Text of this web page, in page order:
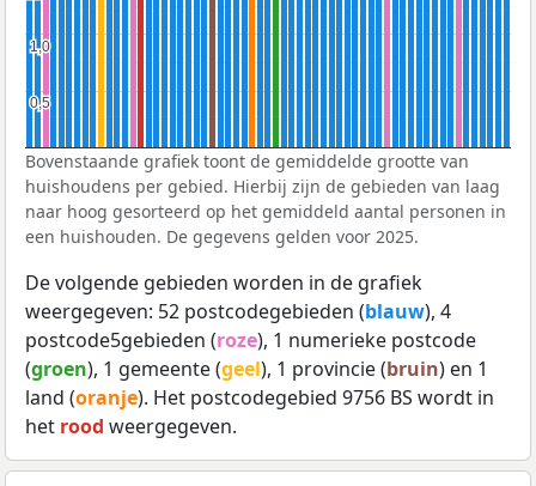
0,5
0,5
1,0
1,0
Bovenstaande grafiek toont de gemiddelde grootte van
huishoudens per gebied. Hierbij zijn de gebieden van laag
naar hoog gesorteerd op het gemiddeld aantal personen in
een huishouden. De gegevens gelden voor 2025.
De volgende gebieden worden in de grafiek
weergegeven: 52 postcodegebieden (blauw), 4
postcode5gebieden (roze), 1 numerieke postcode
(groen), 1 gemeente (geel), 1 provincie (bruin) en 1
land (oranje). Het postcodegebied 9756 BS wordt in
het rood weergegeven.